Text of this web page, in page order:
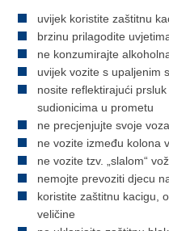
uvijek koristite zaštitnu
brzinu prilagodite
ne konzumirajte
uvijek vozite s upaljenim
nosite reflektirajući
sudionicima u prometu
ne precjenjujte svoje
ne vozite između kolona
ne vozite tzv. „slalom“
nemojte prevoziti djecu
koristite zaštitnu kacigu,
veličine